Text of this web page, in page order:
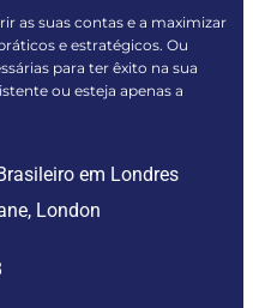
as suas contas e a maximizar
e estratégicos. Ou
para ter êxito na sua
ou esteja apenas a
em Londres
London